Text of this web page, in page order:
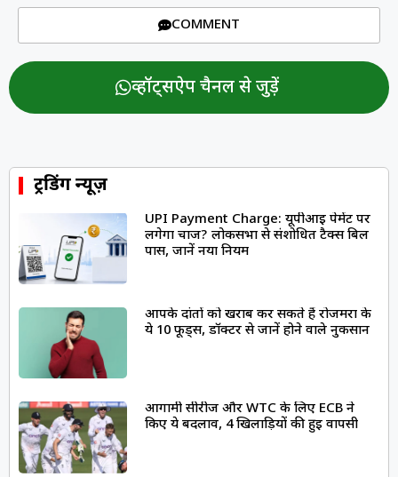
COMMENT
व्हॉट्सऐप चैनल से जुड़ें
ट्रेंडिंग न्यूज़
UPI Payment Charge: यूपीआई पेमेंट पर
लगेगा चार्ज? लोकसभा से संशोधित टैक्स बिल
पास, जानें नया नियम
आपके दांतों को खराब कर सकते हैं रोजमर्रा के
ये 10 फूड्स, डॉक्टर से जानें होने वाले नुकसान
आगामी सीरीज और WTC के लिए ECB ने
किए ये बदलाव, 4 खिलाड़ियों की हुई वापसी